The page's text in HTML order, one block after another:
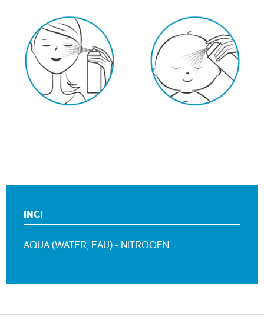
INCI
AQUA (WATER, EAU) - NITROGEN.